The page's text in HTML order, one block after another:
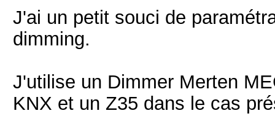
J'ai un petit souci de
dimming.
J'utilise un Dimmer Merten
KNX et un Z35 dans le cas